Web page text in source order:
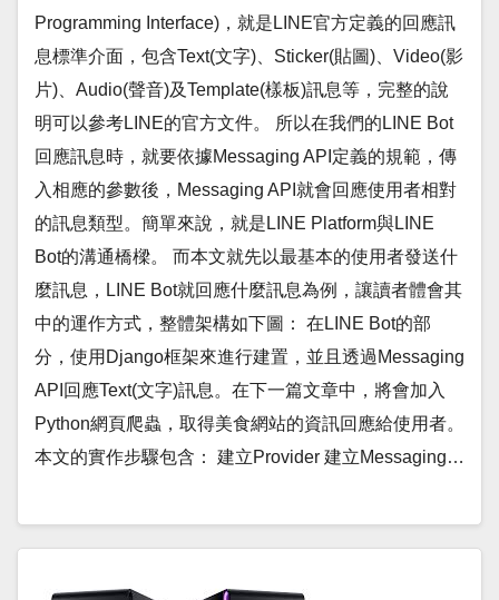
Programming Interface)，就是LINE官方定義的回應訊
息標準介面，包含Text(文字)、Sticker(貼圖)、Video(影
片)、Audio(聲音)及Template(樣板)訊息等，完整的說
明可以參考LINE的官方文件。 所以在我們的LINE Bot
回應訊息時，就要依據Messaging API定義的規範，傳
入相應的參數後，Messaging API就會回應使用者相對
的訊息類型。簡單來說，就是LINE Platform與LINE
Bot的溝通橋樑。 而本文就先以最基本的使用者發送什
麼訊息，LINE Bot就回應什麼訊息為例，讓讀者體會其
中的運作方式，整體架構如下圖： 在LINE Bot的部
分，使用Django框架來進行建置，並且透過Messaging
API回應Text(文字)訊息。在下一篇文章中，將會加入
Python網頁爬蟲，取得美食網站的資訊回應給使用者。
本文的實作步驟包含： 建立Provider 建立Messaging…